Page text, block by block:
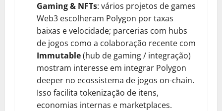
Gaming & NFTs: vários projetos de games
Web3 escolheram Polygon por taxas
baixas e velocidade; parcerias com hubs
de jogos como a colaboração recente com
Immutable(hub de gaming / integração)
mostram interesse em integrar Polygon
deeper no ecossistema de jogos on-chain.
Isso facilita tokenização de itens,
economias internas e marketplaces.